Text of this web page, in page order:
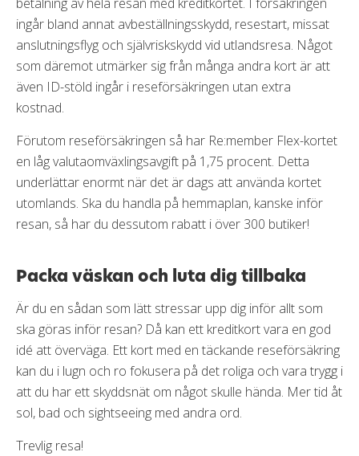
ingår bland annat avbeställningsskydd, resestart, missat
anslutningsflyg och självriskskydd vid utlandsresa. Något
som däremot utmärker sig från många andra kort är att
även ID-stöld ingår i reseförsäkringen utan extra
kostnad.
Förutom reseförsäkringen så har Re:member Flex-kortet
en låg valutaomväxlingsavgift på 1,75 procent. Detta
underlättar enormt när det är dags att använda kortet
utomlands. Ska du handla på hemmaplan, kanske inför
resan, så har du dessutom rabatt i över 300 butiker!
Packa väskan och luta dig tillbaka
Är du en sådan som lätt stressar upp dig inför allt som
ska göras inför resan? Då kan ett kreditkort vara en god
idé att överväga. Ett kort med en täckande reseförsäkring
kan du i lugn och ro fokusera på det roliga och vara trygg i
att du har ett skyddsnät om något skulle hända. Mer tid åt
sol, bad och sightseeing med andra ord.
Trevlig resa!